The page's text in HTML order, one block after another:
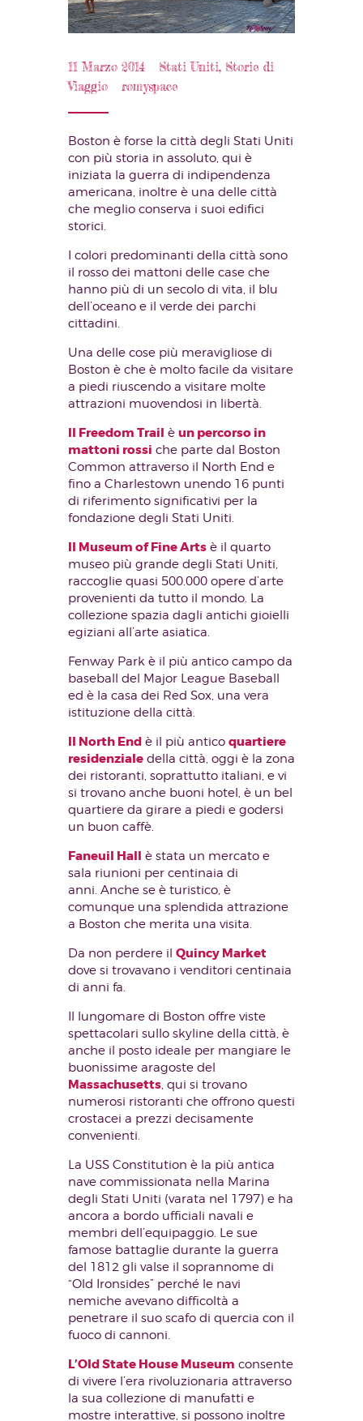
11 Marzo 2014 Stati Uniti, Storie di
Viaggio
romyspace
Boston è forse la città degli Stati Uniti
con più storia in assoluto, qui è
iniziata la guerra di indipendenza
americana, inoltre è una delle città
che meglio conserva i suoi edifici
storici.
I colori predominanti della città sono
il rosso dei mattoni delle case che
hanno più di un secolo di vita, il blu
dell’oceano e il verde dei parchi
cittadini.
Una delle cose più meravigliose di
Boston è che è molto facile da visitare
a piedi riuscendo a visitare molte
attrazioni muovendosi in libertà.
Il Freedom Trail è un percorso in
mattoni rossi che parte dal Boston
Common attraverso il North End e
fino a Charlestown unendo 16 punti
di riferimento significativi per la
fondazione degli Stati Uniti.
Il Museum of Fine Arts è il quarto
museo più grande degli Stati Uniti,
raccoglie quasi 500.000 opere d’arte
provenienti da tutto il mondo. La
collezione spazia dagli antichi gioielli
egiziani all’arte asiatica.
Fenway Park è il più antico campo da
baseball del Major League Baseball
ed è la casa dei Red Sox, una vera
istituzione della città.
Il North End è il più antico quartiere
residenziale della città, oggi è la zona
dei ristoranti, soprattutto italiani, e vi
si trovano anche buoni hotel, è un bel
quartiere da girare a piedi e godersi
un buon caffè.
Faneuil Hall è stata un mercato e
sala riunioni per centinaia di
anni. Anche se è turistico, è
comunque una splendida attrazione
a Boston che merita una visita.
Da non perdere il Quincy Market
dove si trovavano i venditori centinaia
di anni fa.
Il lungomare di Boston offre viste
spettacolari sullo skyline della città, è
anche il posto ideale per mangiare le
buonissime aragoste del
Massachusetts, qui si trovano
numerosi ristoranti che offrono questi
crostacei a prezzi decisamente
convenienti.
La USS Constitution è la più antica
nave commissionata nella Marina
degli Stati Uniti (varata nel 1797) e ha
ancora a bordo ufficiali navali e
membri dell’equipaggio. Le sue
famose battaglie durante la guerra
del 1812 gli valse il soprannome di
“Old Ironsides” perché le navi
nemiche avevano difficoltà a
penetrare il suo scafo di quercia con il
fuoco di cannoni.
L’Old State House Museum consente
di vivere l’era rivoluzionaria attraverso
la sua collezione di manufatti e
mostre interattive, si possono inoltre